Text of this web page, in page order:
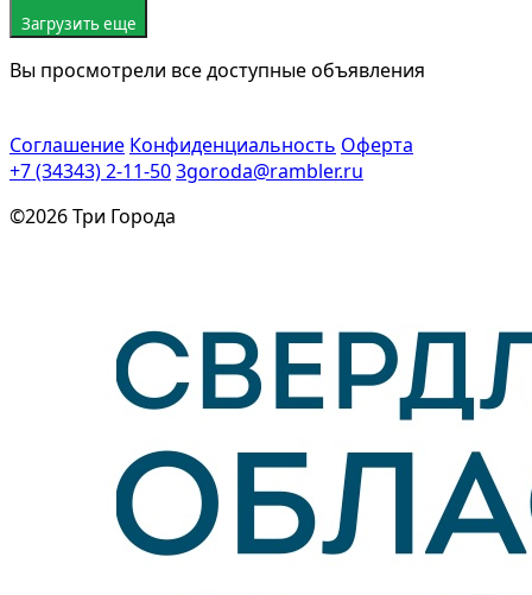
Загрузить еще
Вы просмотрели все доступные объявления
Соглашение Конфиденциальность Оферта
+7 (34343) 2-11-503goroda@rambler.ru
©2026 Три Города